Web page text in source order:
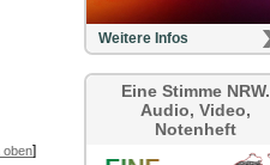
Weitere Infos
Eine Stimme NRW.
Audio, Video,
Notenheft
oben]